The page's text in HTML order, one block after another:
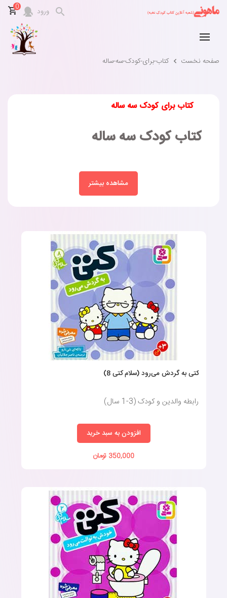
ورود 0
صفحه نخست کتاب-برای-کودک-سه-ساله
کتاب برای کودک سه ساله
کتاب کودک سه ساله
مشاهده بیشتر
کتی به گردش می‌رود (سلام کتی 8)
رابطه والدین و کودک (3-1 سال)
افزودن به سبد خرید
350,000 تومان